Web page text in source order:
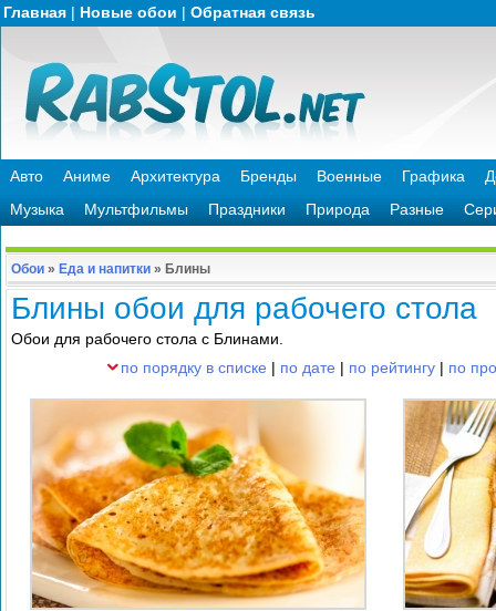
Главная | Новые обои | Обратная связь
Авто Аниме Архитектура Бренды Военные Графика
Музыка
Мультфильмы Праздники Природа Разные
Обои » Еда и напитки » Блины
Блины обои для рабочего стола
Обои для рабочего стола с Блинами.
по порядку в списке | по дате | по рейтингу | по